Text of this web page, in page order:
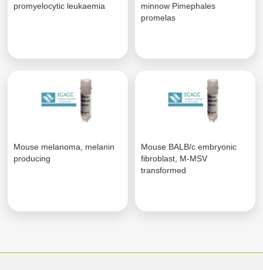
promyelocytic leukaemia
minnow Pimephales
promelas
Mouse melanoma, melanin
producing
Mouse BALB/c embryonic
fibroblast, M-MSV
transformed